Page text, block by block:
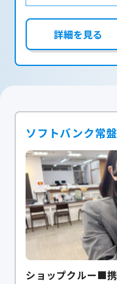
詳細を見る
ソフトバンク常盤
ショップクルー■